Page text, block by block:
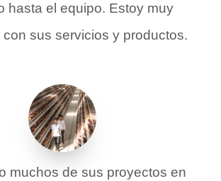
hasta el equipo. Estoy muy
sus servicios y productos.
muchos de sus proyectos en